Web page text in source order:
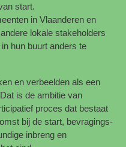
start.
in Vlaanderen en
lokale stakeholders
hun buurt anders te
en verbeelden als een
is de ambitie van
proces dat bestaat
bij de start, bevragings-
inbreng en